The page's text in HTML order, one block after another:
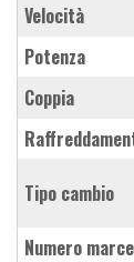
Velocità
Potenza
Coppia
Tipo cambio
Numero marce